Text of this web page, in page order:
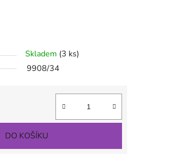
Skladem (3 ks)
9908/34
DO KOŠÍKU